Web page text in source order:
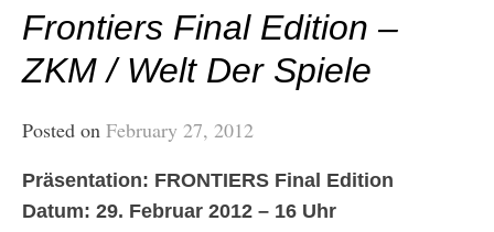
Frontiers Final Edition –
ZKM / Welt Der Spiele
Posted on February 27, 2012
Präsentation: FRONTIERS Final Edition
Datum: 29. Februar 2012 – 16 Uhr